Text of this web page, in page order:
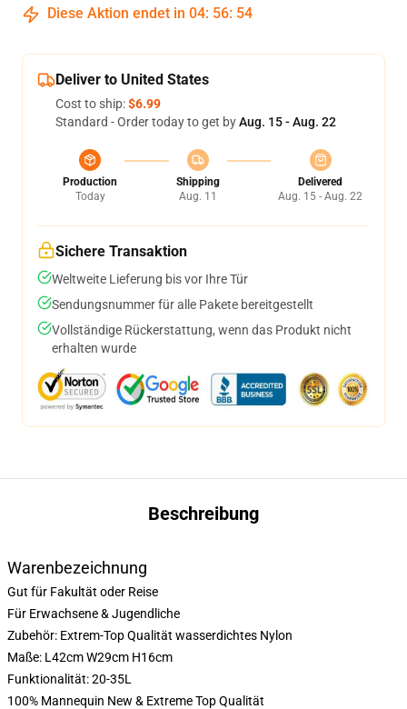
Diese Aktion endet in 04: 56: 53
Deliver to United States
Cost to ship:$6.99
Standard - Order today to get byAug. 15 - Aug. 22
Production
Today
Shipping
Aug. 11
Delivered
Aug. 15 - Aug. 22
Sichere Transaktion
Weltweite Lieferung bis vor Ihre Tür
Sendungsnummer für alle Pakete bereitgestellt
Vollständige Rückerstattung, wenn das Produkt nicht
erhalten wurde
Beschreibung
Warenbezeichnung
Gut für Fakultät oder Reise
Für Erwachsene & Jugendliche
Zubehör: Extrem-Top Qualität wasserdichtes Nylon
Maße: L42cm W29cm H16cm
Funktionalität: 20-35L
100% Mannequin New & Extreme Top Qualität